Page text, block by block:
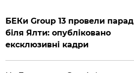
БЕКи Group 13 провели парад
біля Ялти: опубліковано
ексклюзивні кадри